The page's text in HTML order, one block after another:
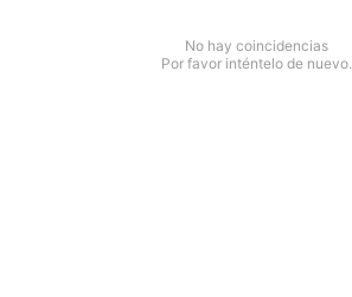
No hay coincidencias
Por favor inténtelo de nuevo.